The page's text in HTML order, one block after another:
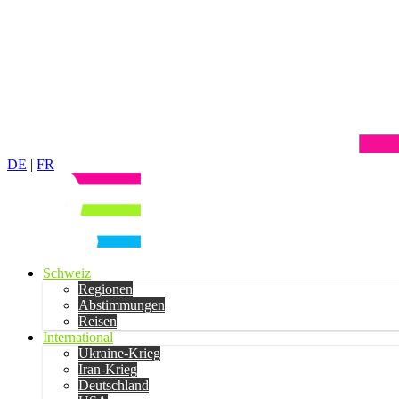
DE | FR
Schweiz
Regionen
Abstimmungen
Reisen
International
Ukraine-Krieg
Iran-Krieg
Deutschland